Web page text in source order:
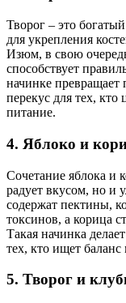
Творог – это
для укрепления
Изюм, в свою
способствует
начинке превращает
перекус для тех, кто
питание.
4. Яблоко и
Сочетание яблока и
радует вкусом, но и
содержат пектины,
токсинов, а корица
Такая начинка
тех, кто ищет
5. Творог и